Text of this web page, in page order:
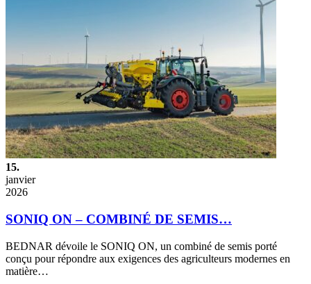
15.
janvier
2026
SONIQ ON – COMBINÉ DE SEMIS…
BEDNAR dévoile le SONIQ ON, un combiné de semis porté
conçu pour répondre aux exigences des agriculteurs modernes en
matière…